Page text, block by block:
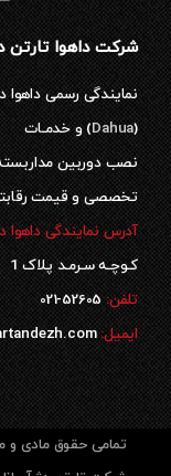
شرکت داهوا تارتن
نمایندگی رسمی داهوا
(
Dahua) و خدمـات
نصب دوربین مداربسته
تخصصی و قیمت
آدرس نمایندگی داهوا
کـوچـه سـرمـد پلاک 1
تلفن:52605-021
ایمیل:info@tartandezh.com
تمامی حقوق مادی و